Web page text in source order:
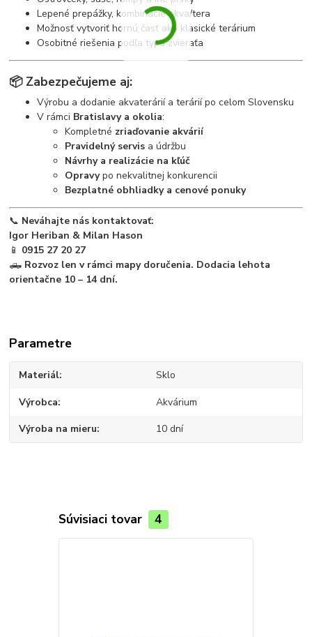
Lepené prepážky, kombinácie akva/tera
Možnosť vytvoriť hornú časť ako klasické terárium
Osobitné riešenia podľa typu zvieraťa
📦 Zabezpečujeme aj:
Výrobu a dodanie akvaterárií a terárií po celom Slovensku
V rámci Bratislavy a okolia:
Kompletné zriaďovanie akvárií
Pravidelný servis a údržbu
Návrhy a realizácie na kľúč
Opravypo nekvalitnej konkurencii
Bezplatné obhliadky a cenové ponuky
📞 Neváhajte nás kontaktovať:
Igor Heriban & Milan Hason
📱 0915 27 20 27
🛻 Rozvoz len v rámci mapy doručenia. Dodacia lehota
orientačne 10 – 14 dní.
Parametre
Materiál Sklo
Výrobca Akvárium
Výroba na mieru 10 dní
Súvisiaci tovar 4